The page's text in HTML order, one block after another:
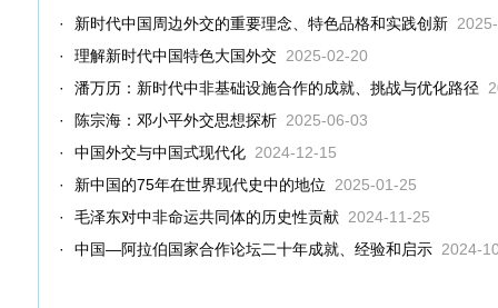
· 新时代中国周边外交的重要理念、特色品格和实践创新
·
理解新时代中国特色大国外交 2025-02-20
·
潘万历：新时代中非基础设施合作的成就、挑战与优化路径
·
陈宗海：邓小平外交思想探析 2025-06-03
·
中国外交与中国式现代化 2024-12-15
·
新中国的75年在世界现代史中的地位
2025-01-25
·
毛泽东对中非命运共同体的历史性贡献 2024-11-25
·
中国—阿拉伯国家合作论坛二十年成就、经验和启示 2024-